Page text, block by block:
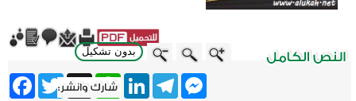
بدون تشكيل
Twitter X
WhatsApp
LinkedInTelegram
Messenger